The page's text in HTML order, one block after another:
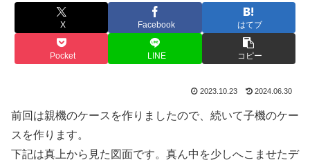
X Facebook はてブ
Pocket LINE コピー
2023.10.23 2024.06.30
前回は親機のケースを作りましたので、続いて子機のケー
スを作ります。
下記は真上から見た図面です。真ん中を少しへこませたデ